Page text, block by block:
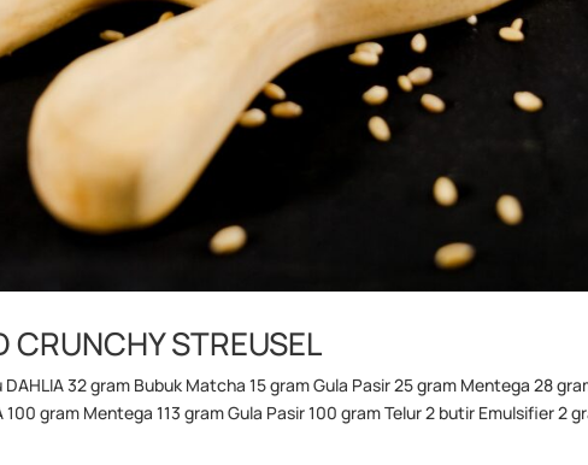
CRUNCHY STREUSEL
DAHLIA 32 gram Bubuk Matcha 15 gram Gula Pasir 25 gram Mentega 28
100 gram Mentega 113 gram Gula Pasir 100 gram Telur 2 butir Emulsifier 2